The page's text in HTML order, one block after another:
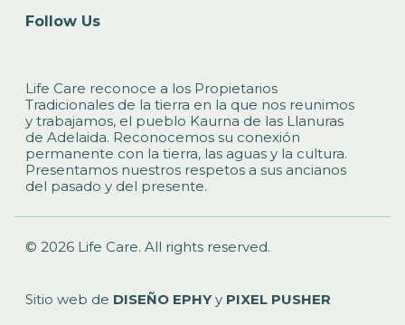
Follow Us
Life Care reconoce a los Propietarios
Tradicionales de la tierra en la que nos reunimos
y trabajamos, el pueblo Kaurna de las Llanuras
de Adelaida. Reconocemos su conexión
permanente con la tierra, las aguas y la cultura.
Presentamos nuestros respetos a sus ancianos
del pasado y del presente.
© 2026 Life Care. All rights reserved.
Sitio web de DISEÑO EPHYy PIXEL PUSHER